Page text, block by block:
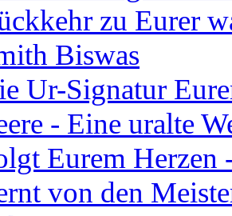
zu Eurer
Biswas
Ur-Signatur
- Eine uralte
Eurem
von den